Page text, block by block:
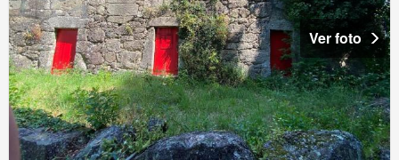
Ver foto